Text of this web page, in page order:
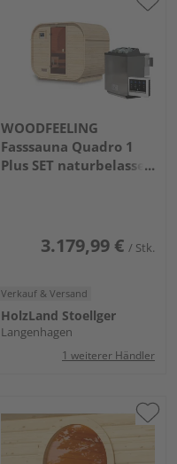
WOODFEELING
Fasssauna Quadro 1
Plus SET naturbelassen
3.179,99 € / Stk.
Verkauf & Versand
HolzLand Stoellger
Langenhagen
1 weiterer Händler